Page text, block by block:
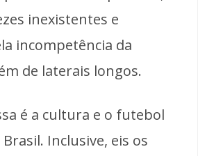
inexistentes e
incompetência da
de laterais longos.
é a cultura e o futebol
Inclusive, eis os